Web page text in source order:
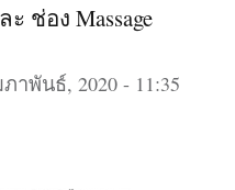
ช่อง Massage
าพันธ์, 2020 - 11:35